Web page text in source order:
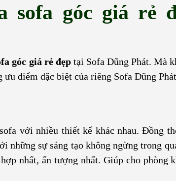
sofa góc giá rẻ
góc giá rẻ đẹp tại Sofa Dũng Phát. Mà
điểm đặc biệt của riêng Sofa Dũng
với nhiều thiết kế khác nhau. Đồng
những sự sáng tạo không ngừng trong
nhất, ấn tượng nhất. Giúp cho phòng